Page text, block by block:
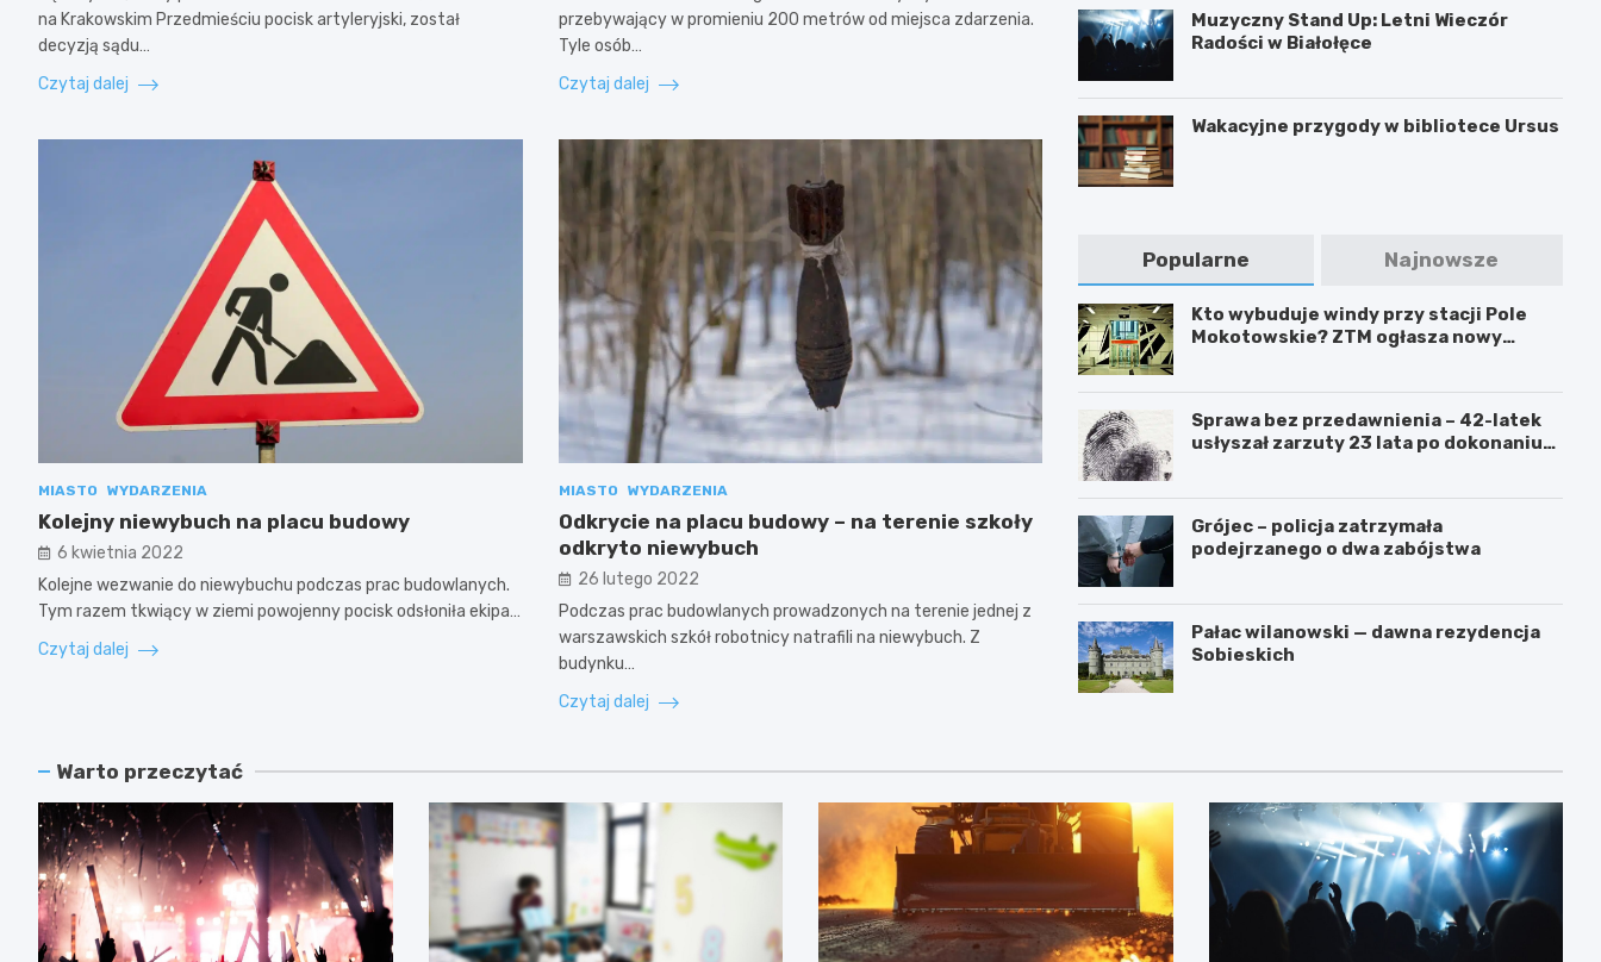
na Krakowskim Przedmieściu pocisk artyleryjski, został
decyzją sądu…
Czytaj dalej
przebywający w promieniu 200 metrów od miejsca zdarzenia.
Tyle osób…
Czytaj dalej
MIASTO WYDARZENIA
Kolejny niewybuch na placu budowy
6 kwietnia 2022
Kolejne wezwanie do niewybuchu podczas prac budowlanych.
Tym razem tkwiący w ziemi powojenny pocisk odsłoniła ekipa…
Czytaj dalej
MIASTO WYDARZENIA
Odkrycie na placu budowy – na terenie szkoły
odkryto niewybuch
26 lutego 2022
Podczas prac budowlanych prowadzonych na terenie jednej z
warszawskich szkół robotnicy natrafili na niewybuch. Z
budynku…
Czytaj dalej
Muzyczny Stand Up: Letni Wieczór
Radości w Białołęce
Wakacyjne przygody w bibliotece Ursus
Popularne Najnowsze
Kto wybuduje windy przy stacji Pole
Mokotowskie? ZTM ogłasza nowy
Sprawa bez przedawnienia – 42-latek
usłyszał zarzuty 23 lata po dokonaniu
Grójec – policja zatrzymała
podejrzanego o dwa zabójstwa
Pałac wilanowski — dawna rezydencja
Sobieskich
Warto przeczytać